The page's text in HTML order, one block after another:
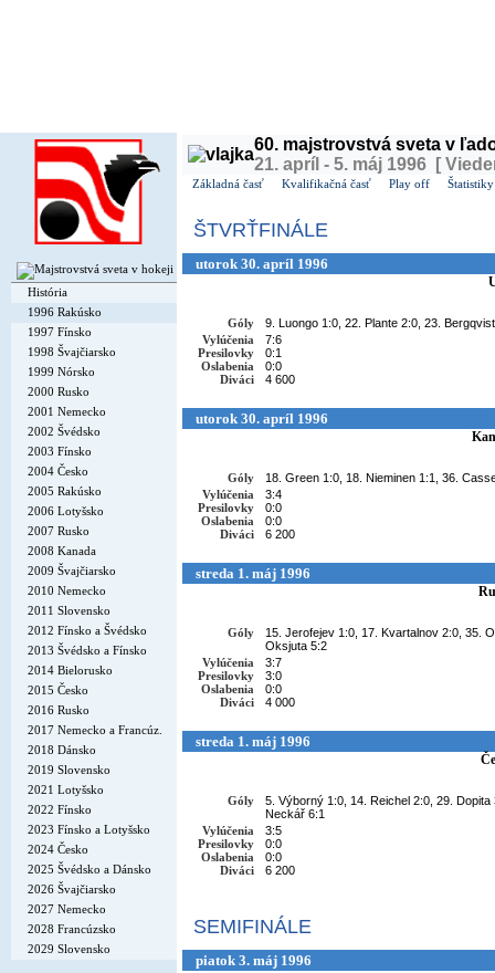
História
1996 Rakúsko
1997 Fínsko
1998 Švajčiarsko
1999 Nórsko
2000 Rusko
2001 Nemecko
2002 Švédsko
2003 Fínsko
2004 Česko
2005 Rakúsko
2006 Lotyšsko
2007 Rusko
2008 Kanada
2009 Švajčiarsko
2010 Nemecko
2011 Slovensko
2012 Fínsko a Švédsko
2013 Švédsko a Fínsko
2014 Bielorusko
2015 Česko
2016 Rusko
2017 Nemecko a Francúz.
2018 Dánsko
2019 Slovensko
2021 Lotyšsko
2022 Fínsko
2023 Fínsko a Lotyšsko
2024 Česko
2025 Švédsko a Dánsko
2026 Švajčiarsko
2027 Nemecko
2028 Francúzsko
2029 Slovensko
60. majstrovstvá sveta v
21. apríl - 5. máj 1996 [
Základná časť Kvalifikačná časť Play off Štatistiky
ŠTVRŤFINÁLE
utorok 30. apríl 1996
Góly
9. Luongo 1:0, 22. Plante 2:0, 23.
Vylúčenia
7:6
Presilovky
0:1
Oslabenia
0:0
Diváci
4 600
utorok 30. apríl 1996
Góly
18. Green 1:0, 18. Nieminen 1:1, 36.
Vylúčenia
3:4
Presilovky
0:0
Oslabenia
0:0
Diváci
6 200
streda 1. máj 1996
Góly
15. Jerofejev 1:0, 17. Kvartalnov 2:0, 35.
Oksjuta 5:2
Vylúčenia
3:7
Presilovky
3:0
Oslabenia
0:0
Diváci
4 000
streda 1. máj 1996
Góly
5. Výborný 1:0, 14. Reichel 2:0, 29.
Neckář 6:1
Vylúčenia
3:5
Presilovky
0:0
Oslabenia
0:0
Diváci
6 200
SEMIFINÁLE
piatok 3. máj 1996